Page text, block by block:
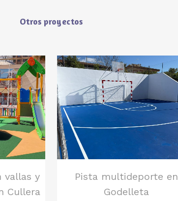
Otros proyectos
vallas y
Cullera
ver
Pista multideporte en
Godelleta